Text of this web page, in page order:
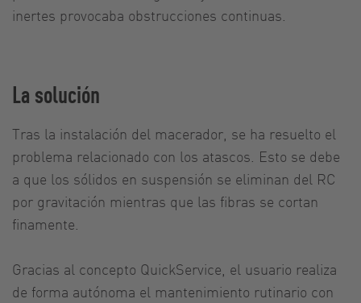
inertes provocaba obstrucciones continuas.
La solución
Tras la instalación del macerador, se ha resuelto el
problema relacionado con los atascos. Esto se debe
a que los sólidos en suspensión se eliminan del RC
por gravitación mientras que las fibras se cortan
finamente.
Gracias al concepto QuickService, el usuario realiza
de forma autónoma el mantenimiento rutinario con